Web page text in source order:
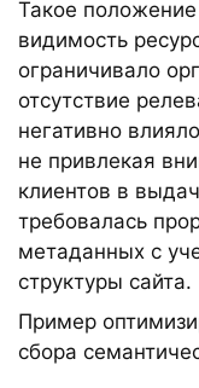
Такое
видимость
ограничивало
отсутствие
негативно
не привлекая
клиентов в
требовалась
метаданных с
структуры сайта.
Пример
сбора